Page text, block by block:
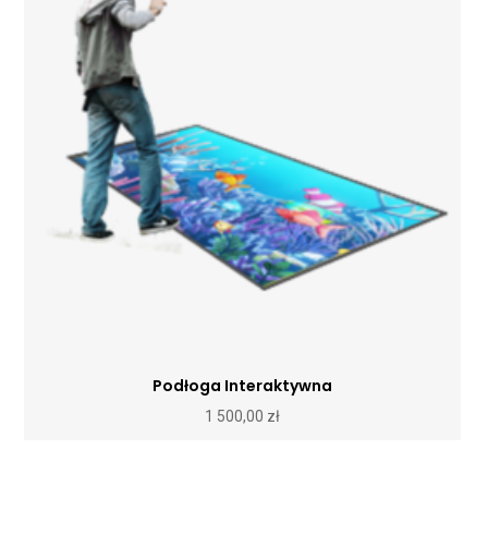
Podłoga Interaktywna
1 500,00 zł